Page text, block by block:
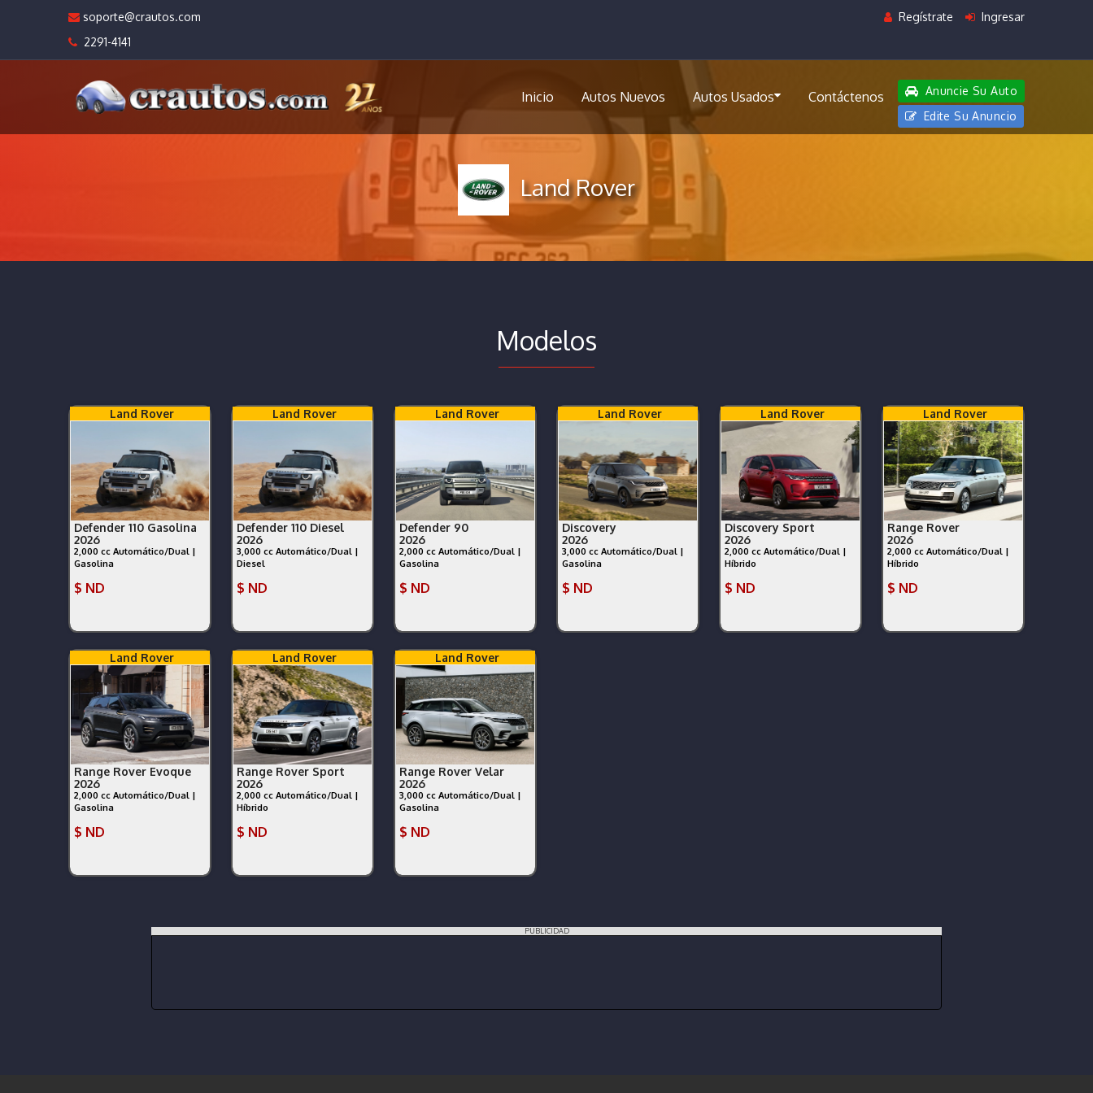
soporte@crautos.com
2291-4141
Regístrate Ingresar
Inicio Autos Nuevos Autos Usados Contáctenos
Anuncie Su Auto
Edite Su Anuncio
Land Rover
Modelos
Land Rover
Defender 110 Gasolina
2026
2,000 cc Automático/Dual |
Gasolina
$ ND
Land Rover
Defender 110 Diesel
2026
3,000 cc Automático/Dual |
Diesel
$ ND
Land Rover
Defender 90
2026
2,000 cc Automático/Dual |
Gasolina
$ ND
Land Rover
Discovery
2026
3,000 cc Automático/Dual |
Gasolina
$ ND
Land Rover
Discovery Sport
2026
2,000 cc Automático/Dual |
Híbrido
$ ND
Land Rover
Range Rover
2026
2,000 cc Automático/Dual |
Híbrido
$ ND
Land Rover
Range Rover Evoque
2026
2,000 cc Automático/Dual |
Gasolina
$ ND
Land Rover
Range Rover Sport
2026
2,000 cc Automático/Dual |
Híbrido
$ ND
Land Rover
Range Rover Velar
2026
3,000 cc Automático/Dual |
Gasolina
$ ND
PUBLICIDAD